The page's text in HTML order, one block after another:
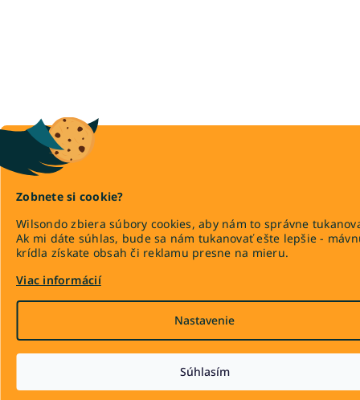
Zobnete si cookie?
Wilsondo zbiera súbory cookies, aby nám to správne
Ak mi dáte súhlas, bude sa nám tukanovať ešte lepšie -
krídla získate obsah či reklamu presne na mieru.
Viac informácií
Nastavenie
Súhlasím